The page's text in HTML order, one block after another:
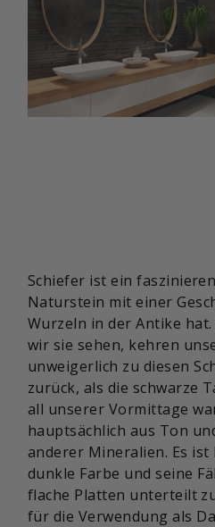
Schiefer ist ein
Naturstein mit einer
Wurzeln in der Antike
wir sie sehen, kehren
unweigerlich zu diesen
zurück, als die schwarze
all unserer Vormittage
hauptsächlich aus Ton
anderer Mineralien. Es
dunkle Farbe und seine
flache Platten unterteilt
für die Verwendung als